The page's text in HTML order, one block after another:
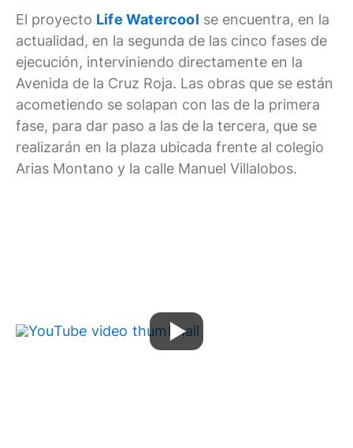
El proyecto Life Watercool se encuentra, en la
actualidad, en la segunda de las cinco fases de
ejecución, interviniendo directamente en la
Avenida de la Cruz Roja. Las obras que se están
acometiendo se solapan con las de la primera
fase, para dar paso a las de la tercera, que se
realizarán en la plaza ubicada frente al colegio
Arias Montano y la calle Manuel Villalobos.